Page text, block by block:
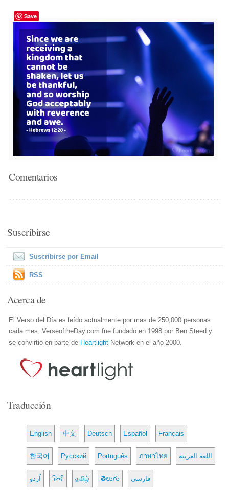
Save
Comentarios
Suscribirse
Suscribirse por Email
RSS
Acerca de
El Verso del Día es leído actualmente por mas de 250,000 personas
cada mes. VerseoftheDay.com fue fundado en 1998 por Ben Steed y
se convirtió en parte de Heartlight Network en el año 2000.
Traducción
English 中文 Deutsch Español Français
한국어 Русский Português ภาษาไทย اللغة العربية
اُردو हिन्दी தமிழ் తెలుగు فارسی